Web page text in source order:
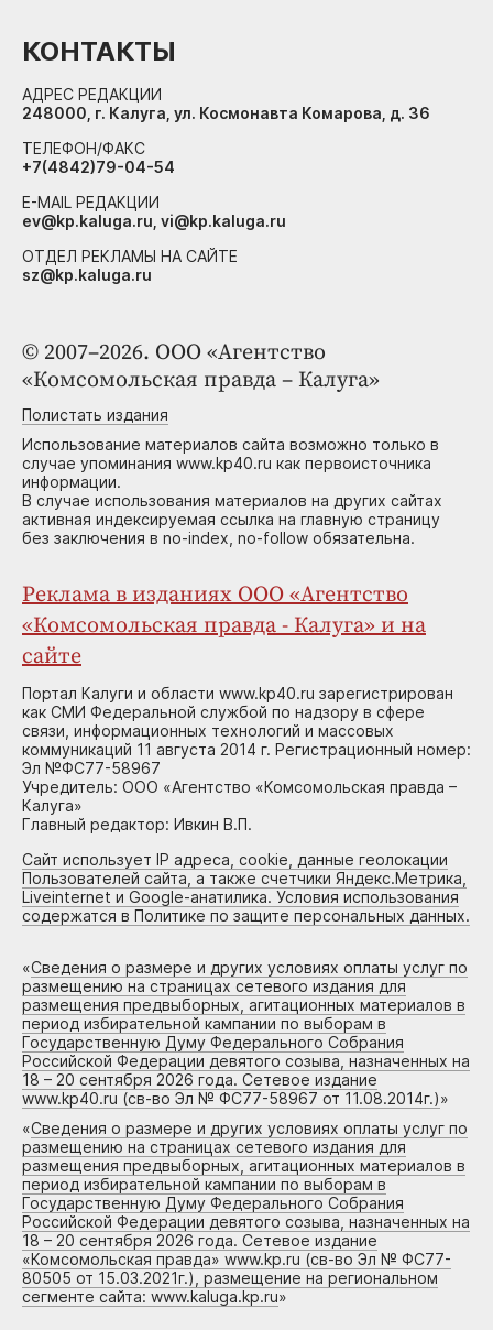
© 2007–2026. ООО «Агентство
«Комсомольская правда – Калуга»
Полистать издания
Использование материалов сайта возможно только в
случае упоминания www.kp40.ru как первоисточника
информации.
В случае использования материалов на других сайтах
активная индексируемая ссылка на главную страницу
без заключения в no-index, no-follow обязательна.
Реклама в изданиях ООО «Агентство
«Комсомольская правда - Калуга» и на
сайте
Портал Калуги и области www.kp40.ru зарегистрирован
как СМИ Федеральной службой по надзору в сфере
связи, информационных технологий и массовых
коммуникаций 11 августа 2014 г. Регистрационный номер:
Эл №ФС77-58967
Учредитель: ООО «Агентство «Комсомольская правда –
Калуга»
Главный редактор: Ивкин В.П.
Сайт использует IP адреса, cookie, данные геолокации
Пользователей сайта, а также счетчики Яндекс.Метрика,
Liveinternet и Google-анатилика. Условия использования
содержатся в Политике по защите персональных данных.
«Сведения о размере и других условиях оплаты услуг по
размещению на страницах сетевого издания для
размещения предвыборных, агитационных материалов в
период избирательной кампании по выборам в
Государственную Думу Федерального Собрания
Российской Федерации девятого созыва, назначенных на
18 – 20 сентября 2026 года. Сетевое издание
www.kp40.ru (св-во Эл № ФС77-58967 от 11.08.2014г.)»
«Сведения о размере и других условиях оплаты услуг по
размещению на страницах сетевого издания для
размещения предвыборных, агитационных материалов в
период избирательной кампании по выборам в
Государственную Думу Федерального Собрания
Российской Федерации девятого созыва, назначенных на
18 – 20 сентября 2026 года. Сетевое издание
«Комсомольская правда» www.kp.ru (св-во Эл № ФС77-
80505 от 15.03.2021г.), размещение на региональном
сегменте сайта: www.kaluga.kp.ru»
КОНТАКТЫ
АДРЕС РЕДАКЦИИ
248000, г. Калуга, ул. Космонавта Комарова, д. 36
ТЕЛЕФОН/ФАКС
+7(4842)79-04-54
E-MAIL РЕДАКЦИИ
ev@kp.kaluga.ru, vi@kp.kaluga.ru
ОТДЕЛ РЕКЛАМЫ НА САЙТЕ
sz@kp.kaluga.ru